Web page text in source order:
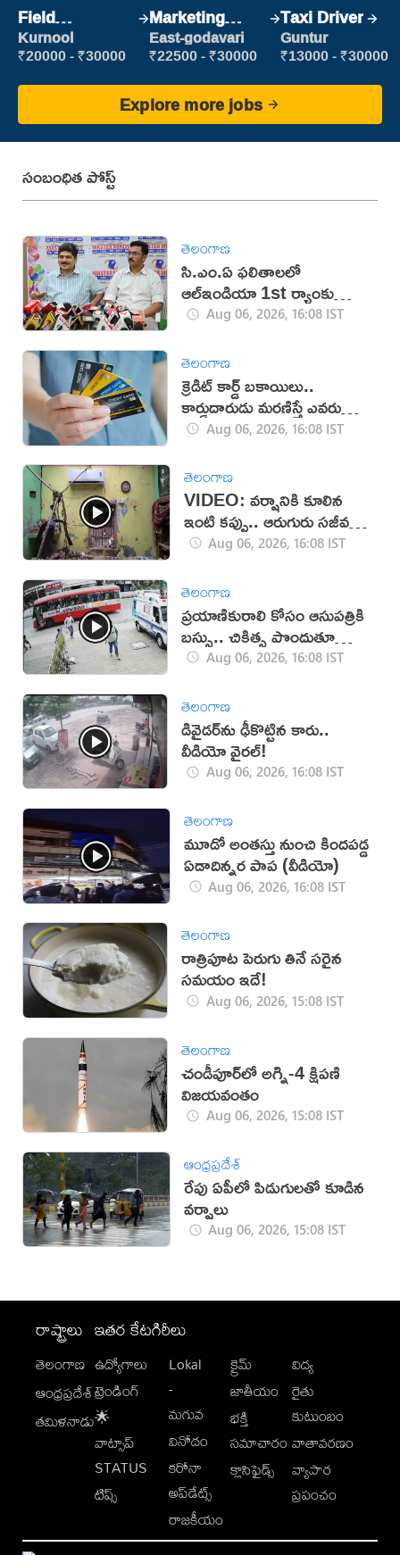
Field
Marketing
Executive
Kurnool
₹20000 - ₹30000
Marketing
Executive
East-godavari
₹22500 - ₹30000
Taxi Driver
Guntur
₹13000 - ₹30000
Explore more jobs
సంబంధిత పోస్ట్
తెలంగాణ
సి.ఎం.ఏ ఫలితాలలో
ఆల్ఇండియా 1st ర్యాంకు
సాధించిన మాస్టర్‌మైండ్స్
Aug 06, 2026, 16:08 IST
తెలంగాణ
క్రెడిట్ కార్డ్ బకాయిలు..
కార్డుదారుడు మరణిస్తే ఎవరు
చెల్లిస్తారు?
Aug 06, 2026, 16:08 IST
తెలంగాణ
VIDEO: వర్షానికి కూలిన
ఇంటి కప్పు.. ఆరుగురు సజీవ
సమాధి!
Aug 06, 2026, 16:08 IST
తెలంగాణ
ప్రయాణికురాలి కోసం ఆసుపత్రికి
బస్సు.. చికిత్స పొందుతూ
మహిళ మృతి!
Aug 06, 2026, 16:08 IST
తెలంగాణ
డివైడర్‌ను ఢీకొట్టిన కారు..
వీడియో వైరల్!
Aug 06, 2026, 16:08 IST
తెలంగాణ
మూడో అంతస్తు నుంచి కిందపడ్డ
ఏడాదిన్నర పాప (వీడియో)
Aug 06, 2026, 16:08 IST
తెలంగాణ
రాత్రిపూట పెరుగు తినే సరైన
సమయం ఇదే!
Aug 06, 2026, 15:08 IST
తెలంగాణ
చండీపూర్‌లో అగ్ని-4 క్షిపణి
విజయవంతం
Aug 06, 2026, 15:08 IST
ఆంధ్రప్రదేశ్
రేపు ఏపీలో పిడుగులతో కూడిన
వర్షాలు
Aug 06, 2026, 15:08 IST
రాష్ట్రాలు
తెలంగాణ
ఆంధ్రప్రదేశ్
తమిళనాడు
ఇతర కేటగిరీలు
ఉద్యోగాలు
ట్రెండింగ్
🌟
వాట్సాప్
STATUS
టిప్స్
Lokal
-
మగువ
వినోదం
కరోనా
అప్‌డేట్స్
రాజకీయం
క్రైమ్
జాతీయం
భక్తి
సమాచారం
క్లాసిఫైడ్స్
విద్య
రైతు
కుటుంబం
వాతావరణం
వ్యాపార
ప్రపంచం